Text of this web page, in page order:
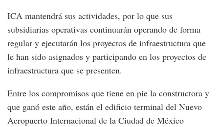
ICA mantendrá sus actividades, por lo que sus
subsidiarias operativas continuarán operando de forma
regular y ejecutarán los proyectos de infraestructura que
le han sido asignados y participando en los proyectos de
infraestructura que se presenten.
Entre los compromisos que tiene en pie la constructora y
que ganó este año, están el edificio terminal del Nuevo
Aeropuerto Internacional de la Ciudad de México